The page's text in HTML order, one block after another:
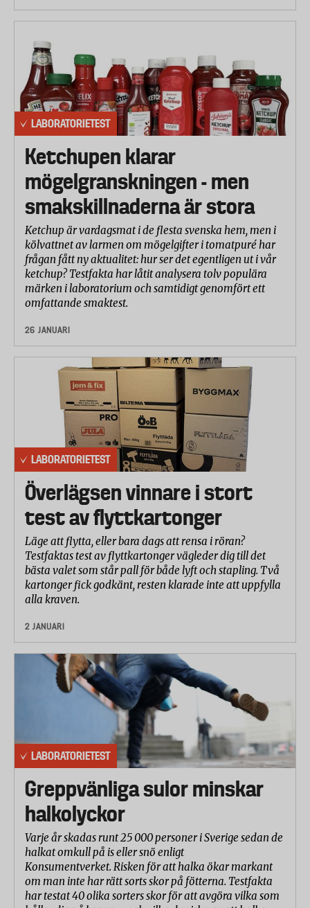
LABORATORIETEST
Ketchupen klarar
mögelgranskningen - men
smakskillnaderna är stora
Ketchup är vardagsmat i de flesta svenska hem, men i
kölvattnet av larmen om mögelgifter i tomatpuré har
frågan fått ny aktualitet: hur ser det egentligen ut i vår
ketchup? Testfakta har låtit analysera tolv populära
märken i laboratorium och samtidigt genomfört ett
omfattande smaktest.
26 JANUARI
LABORATORIETEST
Överlägsen vinnare i stort
test av flyttkartonger
Läge att flytta, eller bara dags att rensa i röran?
Testfaktas test av flyttkartonger vägleder dig till det
bästa valet som står pall för både lyft och stapling. Två
kartonger fick godkänt, resten klarade inte att uppfylla
alla kraven.
2 JANUARI
LABORATORIETEST
Greppvänliga sulor minskar
halkolyckor
Varje år skadas runt 25 000 personer i Sverige sedan de
halkat omkull på is eller snö enligt
Konsumentverket. Risken för att halka ökar markant
om man inte har rätt sorts skor på fötterna. Testfakta
har testat 40 olika sorters skor för att avgöra vilka som